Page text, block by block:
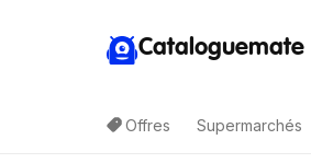
Cataloguemate
Offres Supermarchés